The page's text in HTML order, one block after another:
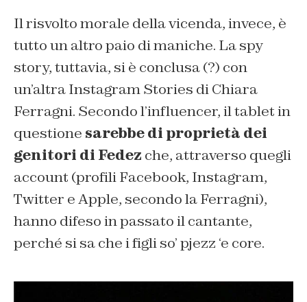
Il risvolto morale della vicenda, invece, è
tutto un altro paio di maniche. La spy
story, tuttavia, si è conclusa (?) con
un’altra Instagram Stories di Chiara
Ferragni. Secondo l’influencer, il tablet in
questione sarebbe di proprietà dei
genitori di Fedez che, attraverso quegli
account (profili Facebook, Instagram,
Twitter e Apple, secondo la Ferragni),
hanno difeso in passato il cantante,
perché si sa che i figli so’ pjezz ‘e core.